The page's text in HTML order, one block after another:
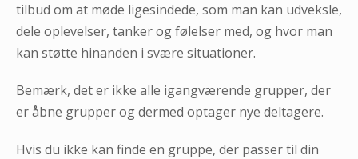
tilbud om at møde ligesindede, som man kan udveksle,
dele oplevelser, tanker og følelser med, og hvor man
kan støtte hinanden i svære situationer.
Bemærk, det er ikke alle igangværende grupper, der
er åbne grupper og dermed optager nye deltagere.
Hvis du ikke kan finde en gruppe, der passer til din